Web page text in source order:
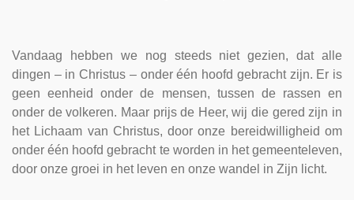
Vandaag hebben we nog steeds niet gezien, dat alle
dingen – in Christus – onder één hoofd gebracht zijn. Er is
geen eenheid onder de mensen, tussen de rassen en
onder de volkeren. Maar prijs de Heer, wij die gered zijn in
het Lichaam van Christus, door onze bereidwilligheid om
onder één hoofd gebracht te worden in het gemeenteleven,
door onze groei in het leven en onze wandel in Zijn licht.